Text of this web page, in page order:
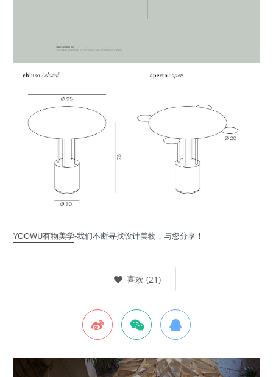
YOOWU有物美学-我们不断寻找设计美物，与您分享！
喜欢 (21)